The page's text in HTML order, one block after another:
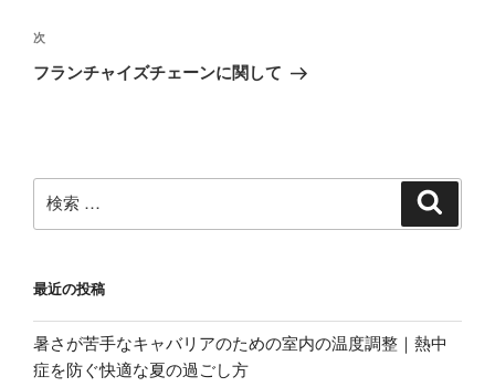
ビ
ゲ
ン
投
稿
次
の
次
フランチャイズチェーンに関して
索:
最近の投稿
暑さが苦手なキャバリアのための室内の温度調整｜熱中
症を防ぐ快適な夏の過ごし方